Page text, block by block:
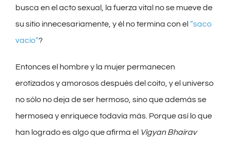
busca en el acto sexual, la fuerza vital no se mueve de
su sitio innecesariamente, y él no termina con el “saco
vacío”?
Entonces el hombre y la mujer permanecen
erotizados y amorosos después del coito, y el universo
no sólo no deja de ser hermoso, sino que además se
hermosea y enriquece todavía más. Porque así lo que
han logrado es algo que afirma el Vigyan Bhairav